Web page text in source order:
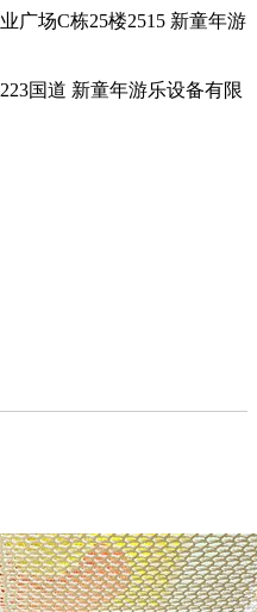
广场C栋25楼2515 新童年游
国道 新童年游乐设备有限